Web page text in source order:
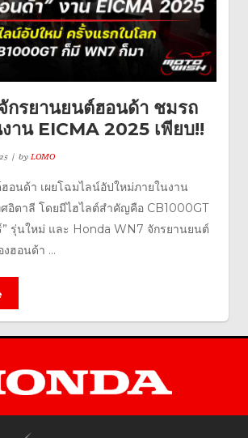
กรยานยนต์ฮอนด้า ชมรถ
าน EICMA 2025 เพียบ!!
byLOMO
อนด้า เผยโฉมไลน์อัปใหม่ภายในงาน
ศอิตาลี โดยมีไฮไลต์สำคัญคือ CB1000GT
” รุ่นใหม่ และ Honda WN7 จักรยานยนต์
ฮอนด้า ...